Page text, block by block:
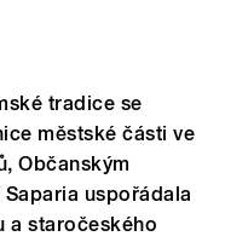
tradice se
městské části ve
Občanským
uspořádala
a staročeského